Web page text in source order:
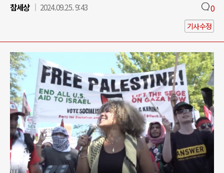
참세상
2024.09.25. 9:43 0
기사수정